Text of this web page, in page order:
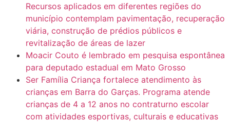
Recursos aplicados em diferentes regiões do
município contemplam pavimentação, recuperação
viária, construção de prédios públicos e
revitalização de áreas de lazer
Moacir Couto é lembrado em pesquisa espontânea
para deputado estadual em Mato Grosso
Ser Família Criança fortalece atendimento às
crianças em Barra do Garças. Programa atende
crianças de 4 a 12 anos no contraturno escolar
com atividades esportivas, culturais e educativas